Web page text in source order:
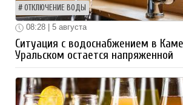
ОТКЛЮЧЕНИЕ ВОДЫ
08:28 | 5 августа
Ситуация с водоснабжением в
Уральском остается напряженной